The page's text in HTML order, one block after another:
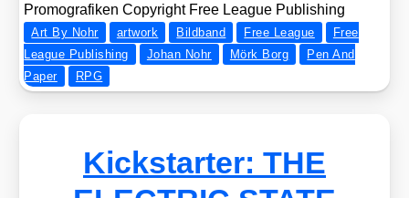
Pro­mo­gra­fi­ken Copy­right Free League Publi­shing
Art By Nohr artwork Bildband Free League
Free
League Publishing
Johan Nohr Mörk Borg
Pen And
Paper
RPG
Kickstarter: THE